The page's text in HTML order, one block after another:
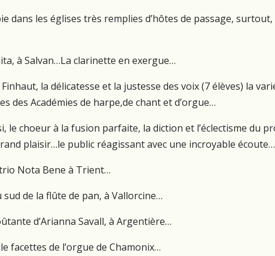
dans les églises très remplies d’hôtes de passage, surtout,
à Salvan…La clarinette en exergue…
la délicatesse et la justesse des voix (7 élèves) la
des Académies de harpe,de chant et d’orgue…
le choeur à la fusion parfaite, la diction et l’éclectisme du
plaisir…le public réagissant avec une incroyable écoute…
Nota Bene à Trient…
de la flûte de pan, à Vallorcine…
d’Arianna Savall, à Argentière…
facettes de l’orgue de Chamonix…